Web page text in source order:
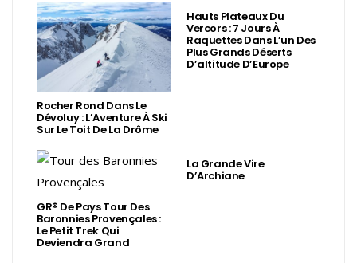
Rocher Rond Dans Le
Dévoluy : L’Aventure À Ski
Sur Le Toit De La Drôme
Hauts Plateaux Du
Vercors : 7 Jours À
Raquettes Dans L’un Des
Plus Grands Déserts
D’altitude D’Europe
GR® De Pays Tour Des
Baronnies Provençales :
Le Petit Trek Qui
Deviendra Grand
La Grande Vire
D’Archiane